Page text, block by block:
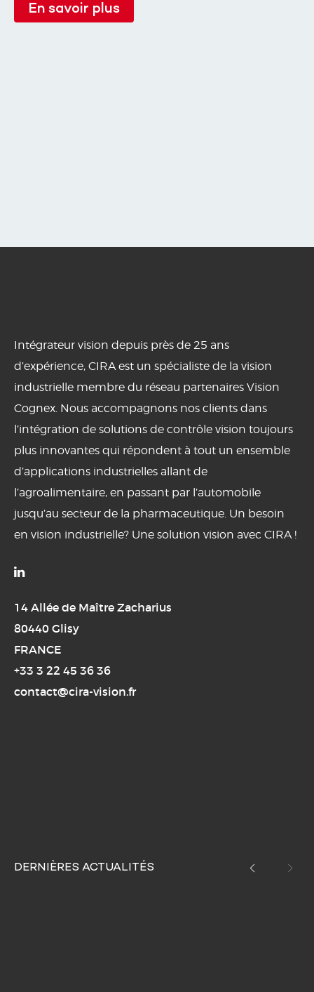
En savoir plus
Intégrateur vision depuis près de 25 ans
d’expérience, CIRA est un spécialiste de la vision
industrielle membre du réseau partenaires Vision
Cognex. Nous accompagnons nos clients dans
l’intégration de solutions de contrôle vision toujours
plus innovantes qui répondent à tout un ensemble
d’applications industrielles allant de
l’agroalimentaire, en passant par l’automobile
jusqu’au secteur de la pharmaceutique. Un besoin
en vision industrielle? Une solution vision avec CIRA !

14 Allée de Maître Zacharius
80440 Glisy
FRANCE
+33 3 22 45 36 36
contact@cira-vision.fr
DERNIÈRES ACTUALITÉS